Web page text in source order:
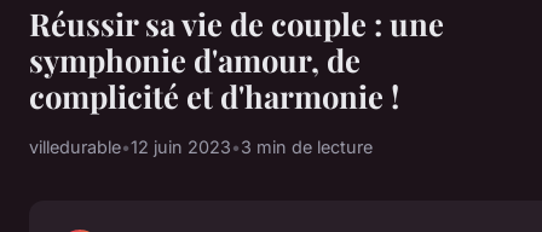
Réussir sa vie de couple : une
symphonie d'amour, de
complicité et d'harmonie !
villedurable•12 juin 2023•3 min de lecture